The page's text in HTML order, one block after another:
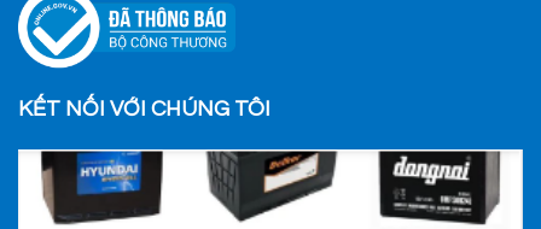
KẾT NỐI VỚI CHÚNG TÔI